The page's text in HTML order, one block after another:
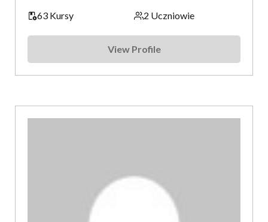
63 Kursy 2 Uczniowie
View Profile